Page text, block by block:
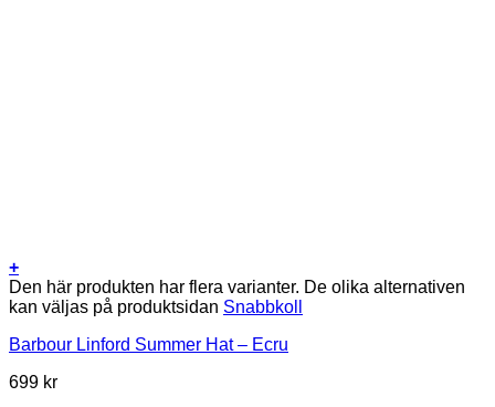
+
Den här produkten har flera varianter. De olika alternativen
kan väljas på produktsidan Snabbkoll
Barbour Linford Summer Hat – Ecru
699 kr